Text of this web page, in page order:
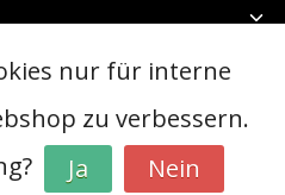
Media
nur für interne
zu verbessern.
Ja Nein